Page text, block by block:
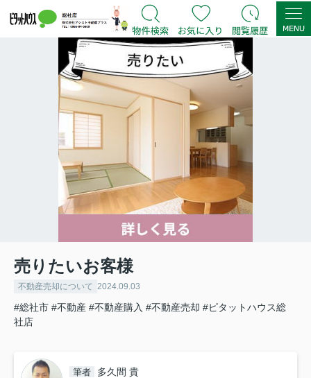
売りたいお客様
不動産売却について 2024.09.03
#総社市 #不動産 #不動産購入 #不動産売却 #ピタットハウス総
社店
筆者 多久間 貴